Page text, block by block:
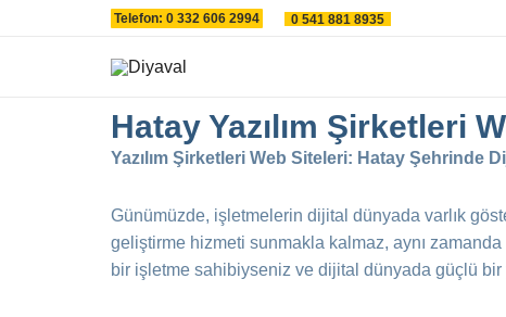
Telefon: 0 332 606 2994 0 541 881 8935
Hatay Yazılım Şirketleri
Yazılım Şirketleri Web Siteleri: Hatay Şehrinde
Günümüzde, işletmelerin dijital dünyada varlık
geliştirme hizmeti sunmakla kalmaz, aynı
bir işletme sahibiyseniz ve dijital dünyada güçlü bir